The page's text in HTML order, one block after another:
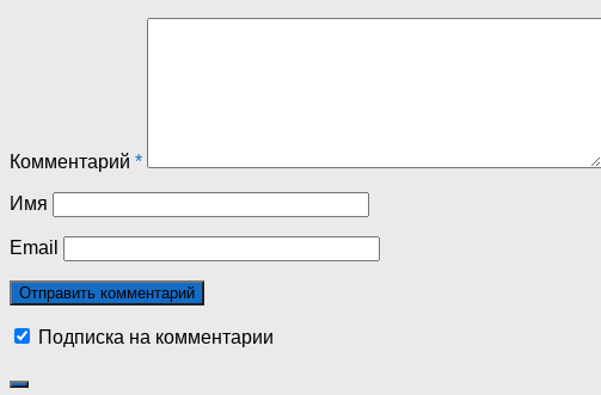
Комментарий *
Имя
Email
Подписка на комментарии